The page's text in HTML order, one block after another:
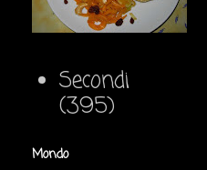
Secondi
(395)
Mondo